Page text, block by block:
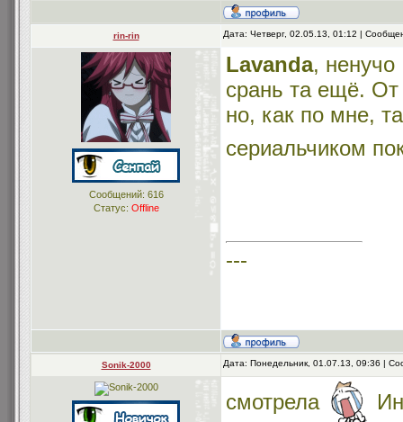
rin-rin Дата: Четверг, 02.05.13, 01:12 |
Сообщений: 616
Статус: Offline
Lavanda, ненучо
срань та ещё.
но, как по мне,
сериальчиком
---
Sonik-2000 Дата: Понедельник, 01.07.13, 09:36 |
смотрела